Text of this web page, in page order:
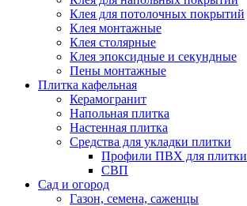
Клея для потолочных покрытий
Клея монтажные
Клея столярные
Клея эпоксидные и секундные
Пены монтажные
Плитка кафельная
Керамогранит
Напольная плитка
Настенная плитка
Средства для укладки плитки
Профили ПВХ для плитки
СВП
Сад и огород
Газон, семена, саженцы